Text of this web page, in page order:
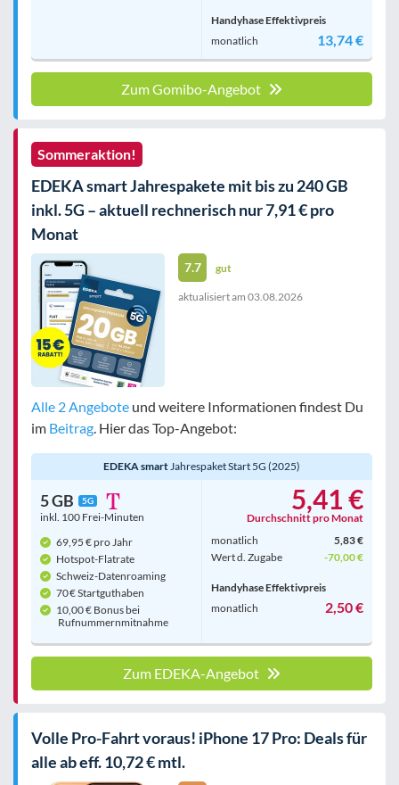
Handyhase Effektivpreis
monatlich
13,74 €
Zum Gomibo-Angebot
Sommeraktion!
EDEKA smart Jahrespakete mit bis zu 240 GB
inkl. 5G – aktuell rechnerisch nur 7,91 € pro
Monat
7.7 gut
aktualisiert am 03.08.2026
Alle 2 Angebote und weitere Informationen findest Du
im Beitrag. Hier das Top-Angebot:
EDEKA smartJahrespaket Start 5G (2025)
5 GB 5G
inkl. 100 Frei-Minuten
69,95 € pro Jahr
Hotspot-Flatrate
Schweiz-Datenroaming
70 € Startguthaben
10,00 € Bonus bei
Rufnummern­mitnahme
5,41 €
Durchschnitt pro Monat
monatlich
5,83 €
Wert d. Zugabe
-70,00 €
Handyhase Effektivpreis
monatlich
2,50 €
Zum EDEKA-Angebot
Volle Pro-Fahrt voraus! iPhone 17 Pro: Deals für
alle ab eff. 10,72 € mtl.